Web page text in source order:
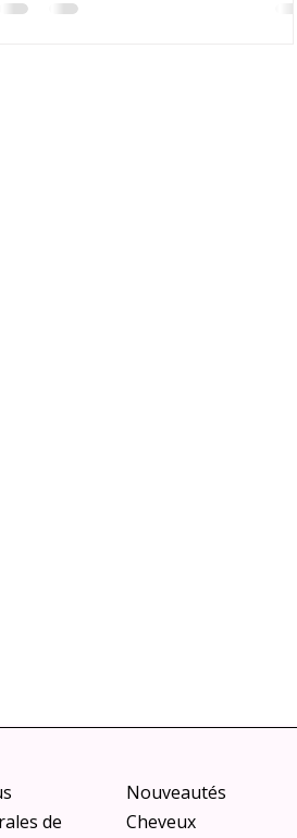
puissant ingrédient fait désormais son
de
Nouveautés
Cheveux